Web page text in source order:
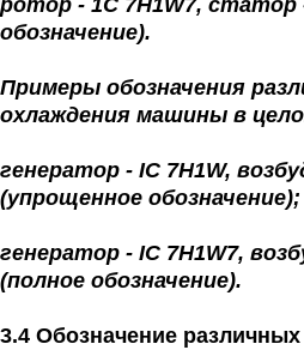
ротор - 1С 7H1W7, статор
обозначение).
Примеры обозначения
охлаждения машины в
генератор - IC 7H1W,
(упрощенное обозначение);
генератор - IC 7H1W7,
(полное обозначение).
3.4 Обозначение